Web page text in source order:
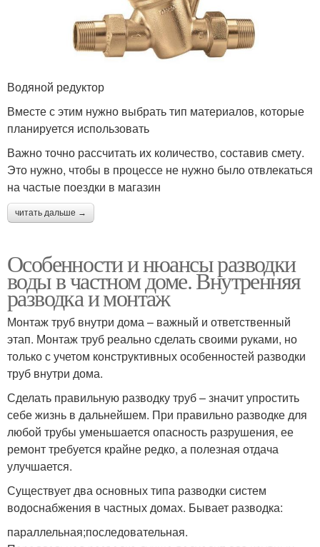
Водяной редуктор
Вместе с этим нужно выбрать тип материалов, которые
планируется использовать
Важно точно рассчитать их количество, составив смету.
Это нужно, чтобы в процессе не нужно было отвлекаться
на частые поездки в магазин
читать дальше →
Особенности и нюансы разводки
воды в частном доме. Внутренняя
разводка и монтаж
Монтаж труб внутри дома – важный и ответственный
этап. Монтаж труб реально сделать своими руками, но
только с учетом конструктивных особенностей разводки
труб внутри дома.
Сделать правильную разводку труб – значит упростить
себе жизнь в дальнейшем. При правильно разводке для
любой трубы уменьшается опасность разрушения, ее
ремонт требуется крайне редко, а полезная отдача
улучшается.
Существует два основных типа разводки систем
водоснабжения в частных домах. Бывает разводка:
параллельная;последовательная.